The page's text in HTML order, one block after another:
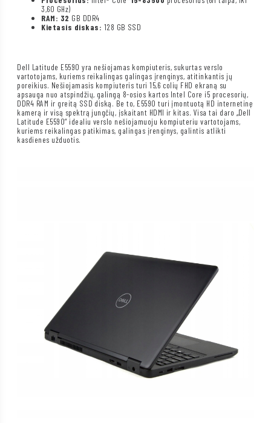
3,60 GHz)
RAM: 32 GB DDR4
Kietasis diskas: 128 GB SSD
Dell Latitude E5590 yra nešiojamas kompiuteris, sukurtas verslo
vartotojams, kuriems reikalingas galingas įrenginys, atitinkantis jų
poreikius. Nešiojamasis kompiuteris turi 15,6 colių FHD ekraną su
apsauga nuo atspindžių, galingą 8-osios kartos Intel Core i5 procesorių,
DDR4 RAM ir greitą SSD diską. Be to, E5590 turi įmontuotą HD internetinę
kamerą ir visą spektrą jungčių, įskaitant HDMI ir kitas. Visa tai daro „Dell
Latitude E5590“ idealiu verslo nešiojamuoju kompiuteriu vartotojams,
kuriems reikalingas patikimas, galingas įrenginys, galintis atlikti
kasdienes užduotis.